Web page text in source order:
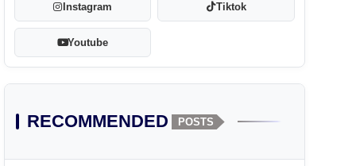
Instagram Tiktok
Youtube
RECOMMENDED POSTS